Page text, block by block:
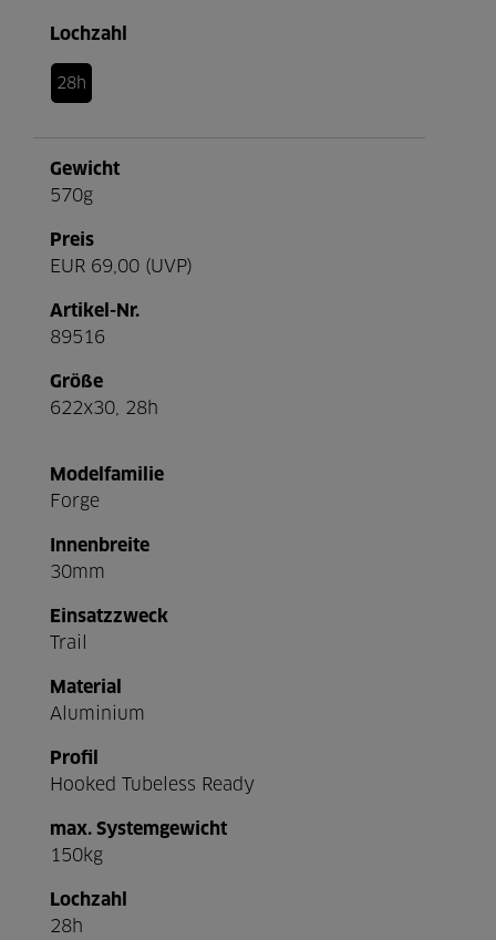
Lochzahl
28h
Gewicht
570g
Preis
EUR 69,00 (UVP)
Artikel-Nr.
89516
Größe
622x30, 28h
Modelfamilie
Forge
Innenbreite
30mm
Einsatzzweck
Trail
Material
Aluminium
Profil
Hooked Tubeless Ready
max. Systemgewicht
150kg
Lochzahl
28h